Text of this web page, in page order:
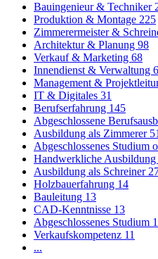
Bauingenieur & Techniker
Produktion & Montage 225
Zimmerermeister &
Architektur & Planung 98
Verkauf & Marketing 68
Innendienst & Verwaltung
Management &
IT & Digitales 31
Berufserfahrung 145
Abgeschlossene
Ausbildung als Zimmerer 51
Abgeschlossenes Studium
Handwerkliche Ausbildung
Ausbildung als Schreiner
Holzbauerfahrung 14
Bauleitung 13
CAD-Kenntnisse 13
Abgeschlossenes Studium
Verkaufskompetenz 11
...